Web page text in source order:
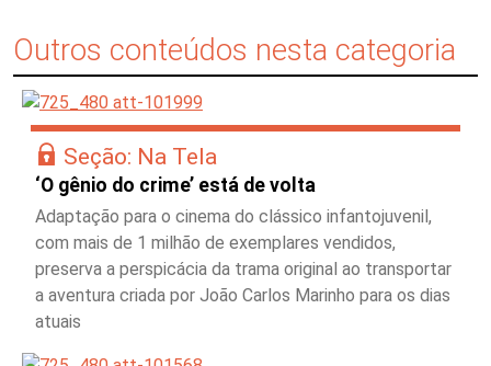
Outros conteúdos nesta categoria
Seção: Na Tela
‘O gênio do crime’ está de volta
Adaptação para o cinema do clássico infantojuvenil,
com mais de 1 milhão de exemplares vendidos,
preserva a perspicácia da trama original ao transportar
a aventura criada por João Carlos Marinho para os dias
atuais